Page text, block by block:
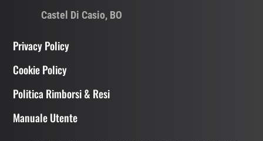
Castel Di Casio, BO
Privacy Policy
Cookie Policy
Politica Rimborsi & Resi
Manuale Utente